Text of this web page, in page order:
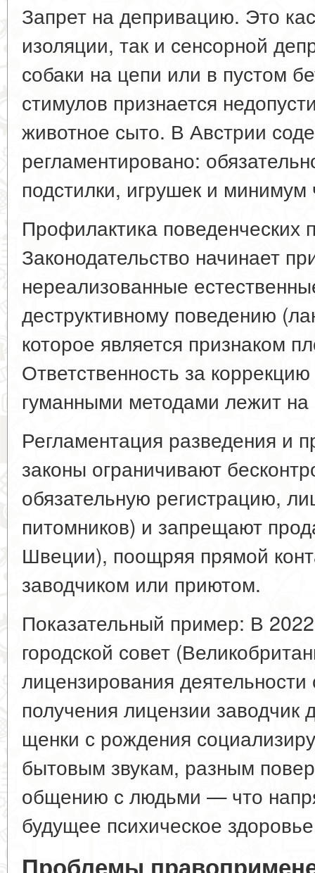
Запрет на депривацию. Это
изоляции, так и сенсорной
собаки на цепи или в пустом
стимулов признается
животное сыто. В Австрии
регламентировано:
подстилки, игрушек и
Профилактика поведенческих
Законодательство начинает
нереализованные
деструктивному поведению
которое является признаком
Ответственность за
гуманными методами лежит на
Регламентация разведения и
законы ограничивают
обязательную регистрацию,
питомников) и запрещают
Швеции), поощряя прямой
заводчиком или приютом.
Показательный пример: В
городской совет
лицензирования
получения лицензии заводчик
щенки с рождения
бытовым звукам, разным
общению с людьми — что
будущее психическое